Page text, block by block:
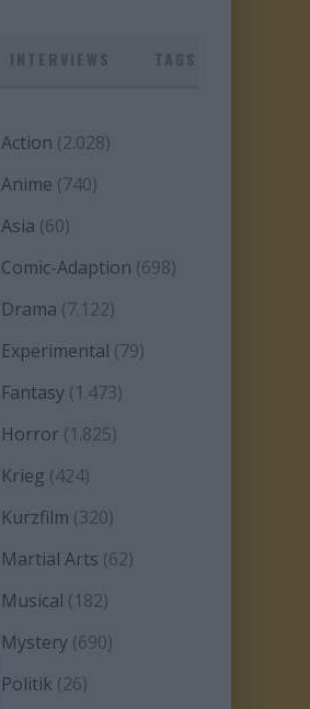
Action (2.028)
Anime (740)
Asia (60)
Comic-Adaption (698)
Drama (7.122)
Experimental (79)
Fantasy (1.473)
Horror (1.825)
Krieg (424)
Kurzfilm (320)
Martial Arts (62)
Musical (182)
Mystery (690)
Politik (26)